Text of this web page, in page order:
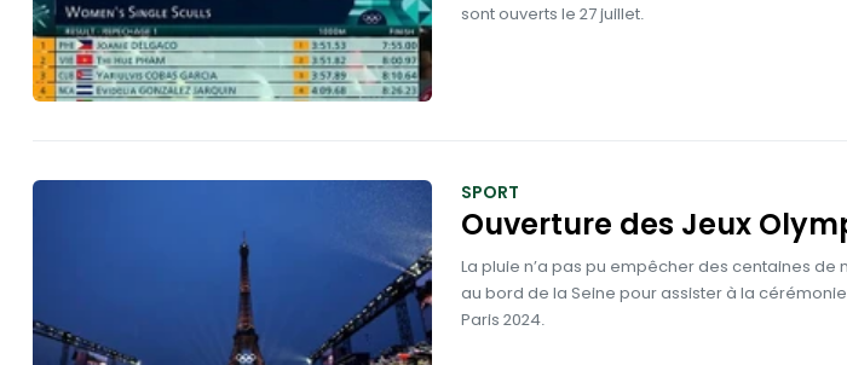
sont ouverts le 27 juillet.
SPORT
Ouverture des Jeux
La pluie n’a pas pu empêcher des centaines
au bord de la Seine pour assister à la
Paris 2024.